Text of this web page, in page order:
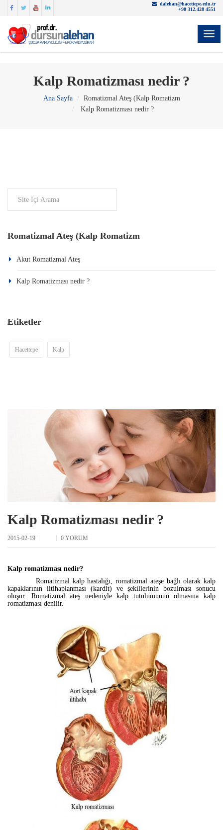
dalehan@hacettepe.edu.tr
+90 312.428 4551
Kalp Romatizması nedir ?
Ana Sayfa
Romatizmal Ateş (Kalp Romatizm
Kalp Romatizması nedir ?
Romatizmal Ateş (Kalp Romatizm
Akut Romatizmal Ateş
Kalp Romatizması nedir ?
Etiketler
Hacettepe Kalp
Kalp Romatizması nedir ?
2015-02-19 0 YORUM
Kalp romatizması nedir?
Romatizmal kalp hastalığı, romatizmal ateşe bağlı olarak kalp
kapaklarının iltihaplanması (kardit) ve şekillerinin bozulması sonucu
oluşur. Romatizmal ateş nedeniyle kalp tutulumunun olmasına kalp
romatizması denilir.